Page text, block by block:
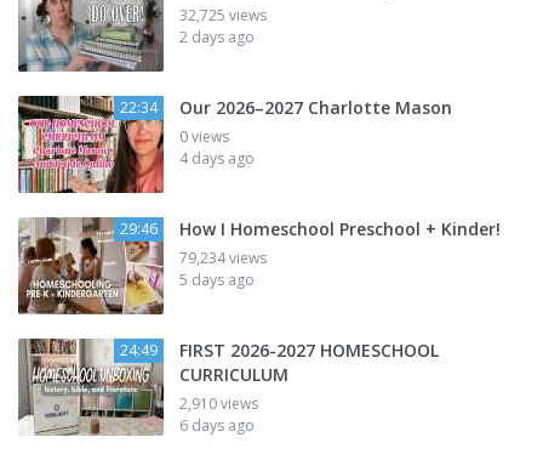
32,725 views
2 days ago
22:34 Our 2026–2027 Charlotte Mason
0 views
4 days ago
29:46 How I Homeschool Preschool + Kinder!
79,234 views
5 days ago
24:49
FIRST 2026-2027 HOMESCHOOL
CURRICULUM
2,910 views
6 days ago